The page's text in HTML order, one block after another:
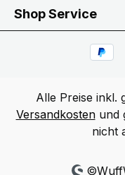
Shop Service
Alle Preise inkl.
Versandkostenund
nicht